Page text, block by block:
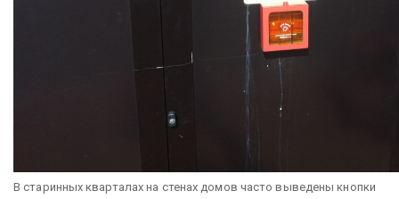
В старинных кварталах на стенах домов часто выведены кнопки